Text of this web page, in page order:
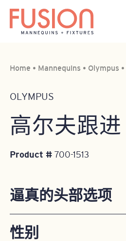
Home • Mannequins • Olympus •
OLYMPUS
高尔夫跟进
Product # 700-1513
逼真的头部选项
性别